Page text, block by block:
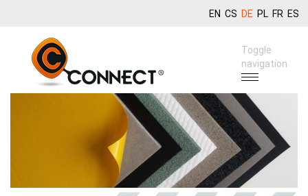
EN CS DE PL FR ES
Toggle
navigation